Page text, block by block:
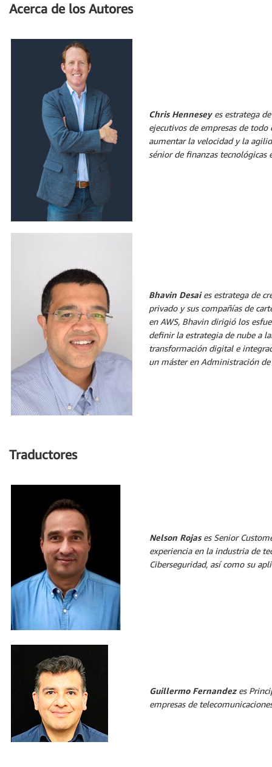
Acerca de los Autores
Chris Henneseyes estratega
ejecutivos de empresas de
aumentar la velocidad y la
sénior de finanzas tecnológicas
Bhavin Desaies estratega de
privado y sus compañías de
en AWS, Bhavin dirigió los
definir la estrategia de nube a
transformación digital e
un máster en Administración
Traductores
Nelson Rojas es Senior
experiencia en la industria de
Ciberseguridad, así como su
Guillermo Fernandezes
empresas de